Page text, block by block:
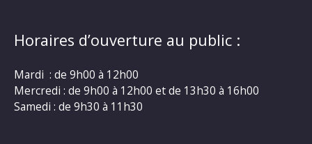
Horaires d’ouverture au public :
Mardi : de 9h00 à 12h00
Mercredi : de 9h00 à 12h00 et de 13h30 à 16h00
Samedi : de 9h30 à 11h30